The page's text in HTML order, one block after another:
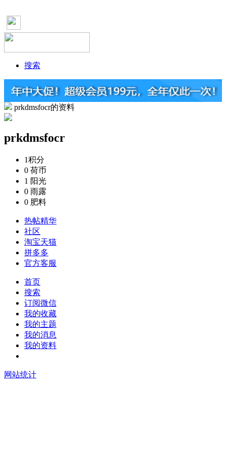
搜索
prkdmsfocr的资料
prkdmsfocr
1积分
0 荷币
1 阳光
0 雨露
0 肥料
热帖精华
社区
淘宝天猫
拼多多
官方客服
首页
搜索
订阅微信
我的收藏
我的主题
我的消息
我的资料
网站统计